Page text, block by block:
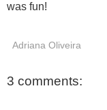
was fun!
Adriana Oliveira
3 comments: